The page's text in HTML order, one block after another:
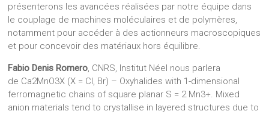
présenterons les avancées réalisées par notre équipe dans
le couplage de machines moléculaires et de polymères,
notamment pour accéder à des actionneurs macroscopiques
et pour concevoir des matériaux hors équilibre.
Fabio Denis Romero, CNRS, Institut Néel nous parlera
de Ca2MnO3X (X = Cl, Br) – Oxyhalides with 1-dimensional
ferromagnetic chains of square planar S = 2 Mn3+. Mixed
anion materials tend to crystallise in layered structures due to